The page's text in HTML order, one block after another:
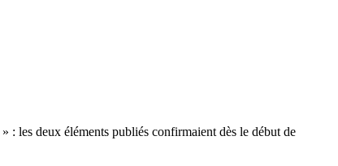
» : les deux éléments publiés confirmaient dès le début de